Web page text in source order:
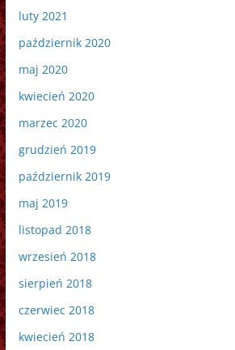
luty 2021
październik 2020
maj 2020
kwiecień 2020
marzec 2020
grudzień 2019
październik 2019
maj 2019
listopad 2018
wrzesień 2018
sierpień 2018
czerwiec 2018
kwiecień 2018